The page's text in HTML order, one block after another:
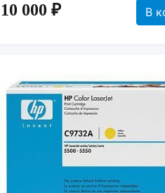
10 000 ₽ В